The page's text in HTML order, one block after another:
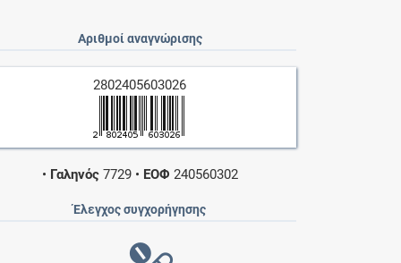
Αριθμοί αναγνώρισης
2802405603026
• Γαληνός7729 • ΕΟΦ 240560302
Έλεγχος συγχορήγησης